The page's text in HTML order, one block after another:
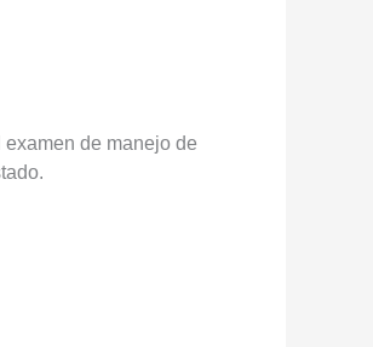
de manejo de